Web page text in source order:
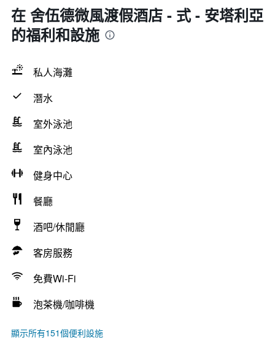
在 舍伍德微風渡假酒店 - 式 - 安塔利亞
的福利和設施
私人海灘
潛水
室外泳池
室內泳池
健身中心
餐廳
酒吧/休閒廳
客房服務
免費Wi-Fi
泡茶機/咖啡機
顯示所有151個便利設施